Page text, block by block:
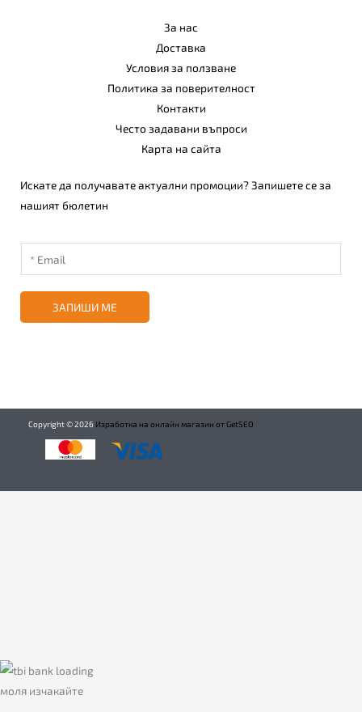
За нас
Доставка
Условия за ползване
Политика за поверителност
Контакти
Често задавани въпроси
Карта на сайта
Искате да получавате актуални промоции? Запишете се за
нашият бюлетин
ЗАПИШИ МЕ
Copyright ©2026 Изработка на онлайн магазин от GetSEO
моля изчакайте